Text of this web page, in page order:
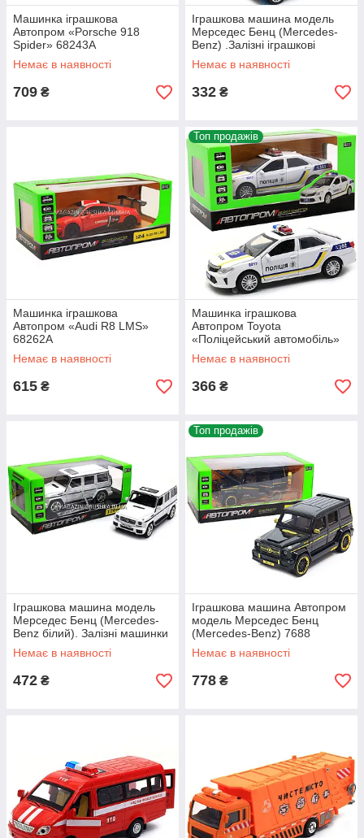
Машинка іграшкова
Автопром «Porsche 918
Spider» 68243A
Немає в наявності
709 ₴
Іграшкова машина модель
Мерседес Бенц (Mercedes-
Benz) .Залізні іграшкові
машинки Гелендваген (Гелік)
від Автопром червоний
Немає в наявності
332 ₴
Машинка іграшкова
Автопром «Audi R8 LMS»
68262A
Немає в наявності
615 ₴
Топ продажів
Машинка іграшкова
Автопром Toyota
«Поліцейський автомобіль»
(світло, звук) 7844
Немає в наявності
366 ₴
Іграшкова машина модель
Мерседес Бенц (Mercedes-
Benz білий). Залізні машинки
Гелендваген від Автопром
Немає в наявності
472 ₴
Топ продажів
Іграшкова машина Автопром
модель Мерседес Бенц
(Mercedes-Benz) 7688
Немає в наявності
778 ₴